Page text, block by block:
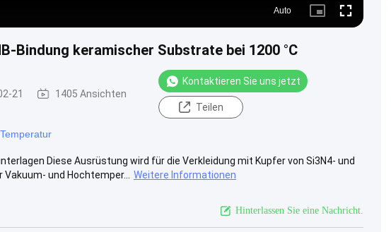
Auto
Picture- Fullscreen
Bindung keramischer Substrate bei 1200 °C
21 1405 Ansichten
Kontaktieren Sie uns jetzt
Teilen
Diese Ausrüstung wird für die Verkleidung mit Kupfer von Si3N4- und
und Hochtemper...
Weitere Informationen
Hinterlassen Sie eine Nachricht.